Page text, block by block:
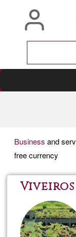
Business and
free currency
Viveiros